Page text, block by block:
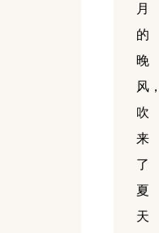
月
的
晚
风，
吹
来
了
夏
天